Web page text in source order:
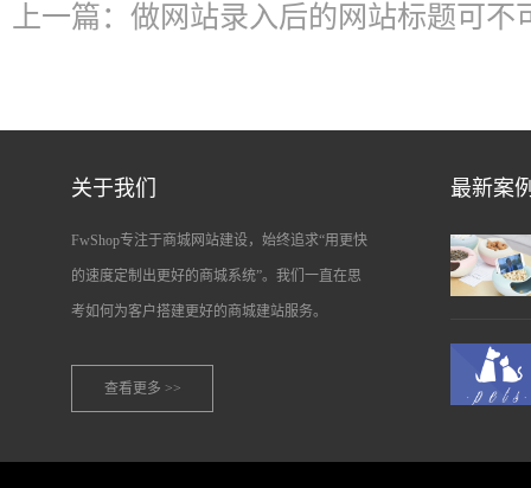
上一篇： 做网站录入后的网站标题可不
关于我们
FwShop专注于商城网站建设，始终追求“用更快
的速度定制出更好的商城系统”。我们一直在思
考如何为客户搭建更好的商城建站服务。
查看更多 >>
最新案